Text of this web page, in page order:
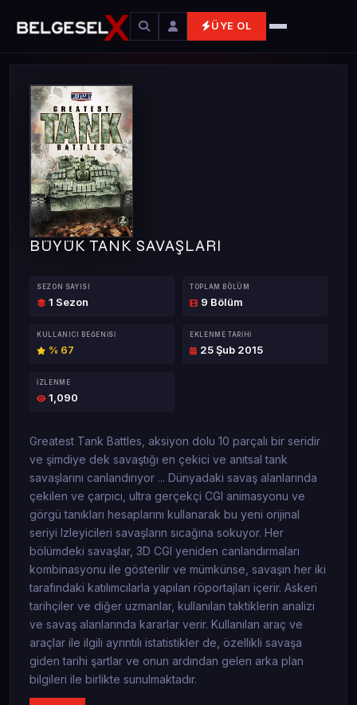
ÜYE OL
BÜYÜK TANK SAVAŞLARI
SEZON SAYISI
1 Sezon
TOPLAM BÖLÜM
9 Bölüm
KULLANICI BEĞENISI
% 67
EKLENME TARIHI
25 Şub 2015
İZLENME
1,090
Greatest Tank Battles, aksiyon dolu 10 parçalı bir seridir
ve şimdiye dek savaştığı en çekici ve anıtsal tank
savaşlarını canlandırıyor ... Dünyadaki savaş alanlarında
çekilen ve çarpıcı, ultra gerçekçi CGI animasyonu ve
görgü tanıkları hesaplarını kullanarak bu yeni orijinal
seriyi Izleyicileri savaşların sıcağına sokuyor. Her
bölümdeki savaşlar, 3D CGI yeniden canlandırmaları
kombinasyonu ile gösterilir ve mümkünse, savaşın her iki
tarafındaki katılımcılarla yapılan röportajları içerir. Askeri
tarihçiler ve diğer uzmanlar, kullanılan taktiklerin analizi
ve savaş alanlarında kararlar verir. Kullanılan araç ve
araçlar ile ilgili ayrıntılı istatistikler de, özellikli savaşa
giden tarihi şartlar ve onun ardından gelen arka plan
bilgileri ile birlikte sunulmaktadır.